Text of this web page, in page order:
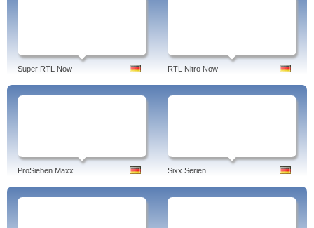
Super RTL Now RTL Nitro Now
ProSieben Maxx Sixx Serien